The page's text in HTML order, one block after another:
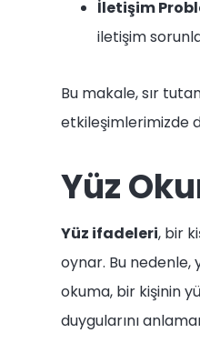
İletişim
iletişim
Bu makale, sır
etkileşimlerimizde
Yüz
Yüz ifadeleri, bir
oynar. Bu nedenle,
okuma, bir kişinin
duygularını